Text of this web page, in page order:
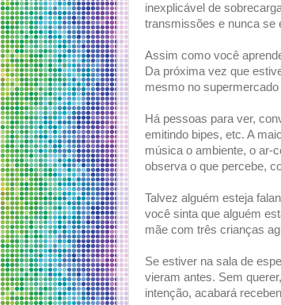
inexplicável de
transmissões e nunca se
Assim como você
Da próxima vez que
mesmo no
Há pessoas para ver,
emitindo bipes, etc. A
música o ambiente, o ar-
observa o que percebe,
Talvez alguém esteja
você sinta que alguém
mãe com três crianças
Se estiver na sala de
vieram antes. Sem
intenção, acabará